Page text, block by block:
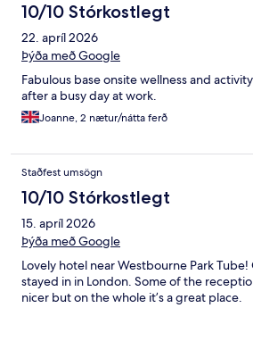
10/10 Stórkostlegt
22. apríl 2026
Þýða með Google
Fabulous base onsite wellness and
after a busy day at work.
Joanne, 2 nætur/nátta ferð
Staðfest umsögn
10/10 Stórkostlegt
15. apríl 2026
Þýða með Google
Lovely hotel near Westbourne Park
stayed in in London. Some of the
nicer but on the whole it’s a great place.